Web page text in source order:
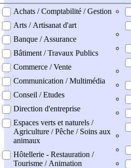
professionel
Achats / Comptabilité / Gestion
Arts / Artisanat d'art
Banque / Assurance
Bâtiment / Travaux Publics
Commerce / Vente
Communication / Multimédia
Conseil / Etudes
Direction d'entreprise
Espaces verts et naturels /
Agriculture / Pêche / Soins aux
animaux
Hôtellerie - Restauration /
Tourisme / Animation